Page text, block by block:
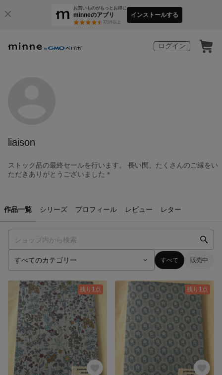
お買いものがもっとお得に
minneのアプリ
3万件以上
インストールする
ログイン
liaison
ストック品の最終セールを行います。 長い間、たくさんのご縁をい
ただきありがとうございました＊
作品一覧 シリーズ プロフィール レビュー レター
すべて 販売中
残り1点 残り1点